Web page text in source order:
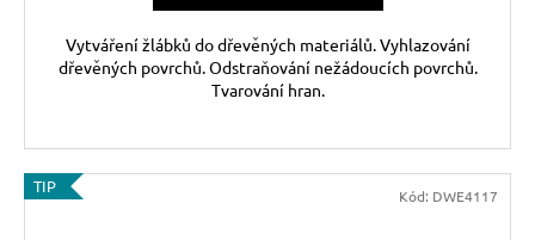
Vytváření žlábků do dřevěných materiálů. Vyhlazování
dřevěných povrchů. Odstraňování nežádoucích povrchů.
Tvarování hran.
TIP Kód: DWE4117